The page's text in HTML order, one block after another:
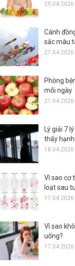
29.04.2026
Cánh
sắc màu
27.04.2026
Phòng
mỗi ngày
21.04.2026
Lý giải 7
thấy
18.04.2026
Vì sao cơ
loạt sau
17.04.2026
Vì sao
uống?
17.04.2026